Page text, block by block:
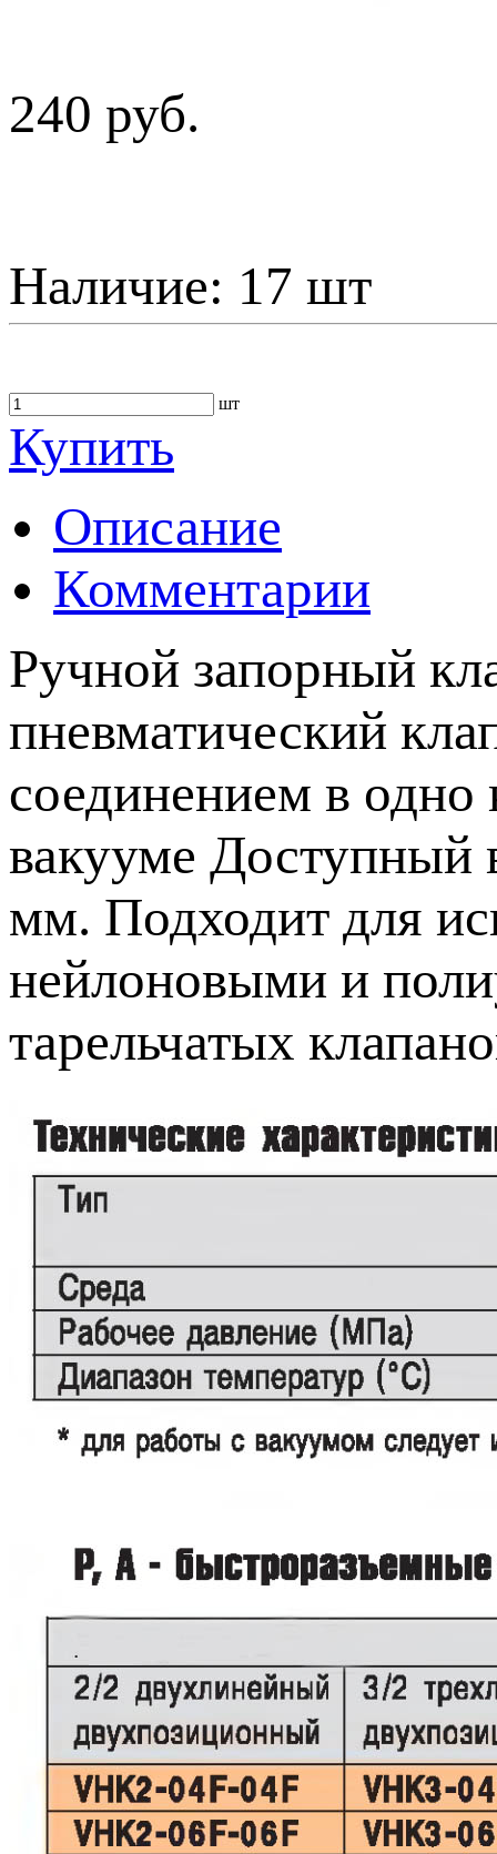
240 руб.
Наличие: 17 шт
шт
Купить
Описание
Комментарии
Ручной запорный
пневматический
соединением в одно
вакууме Доступный
мм. Подходит для
нейлоновыми и
тарельчатых